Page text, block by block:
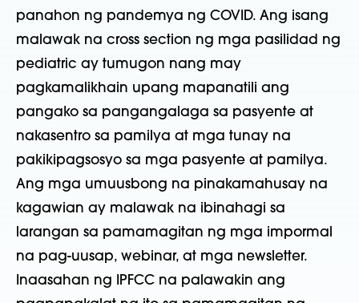
panahon ng pandemya ng COVID. Ang isang
malawak na cross section ng mga pasilidad ng
pediatric ay tumugon nang may
pagkamalikhain upang mapanatili ang
pangako sa pangangalaga sa pasyente at
nakasentro sa pamilya at mga tunay na
pakikipagsosyo sa mga pasyente at pamilya.
Ang mga umuusbong na pinakamahusay na
kagawian ay malawak na ibinahagi sa
larangan sa pamamagitan ng mga impormal
na pag-uusap, webinar, at mga newsletter.
Inaasahan ng IPFCC na palawakin ang